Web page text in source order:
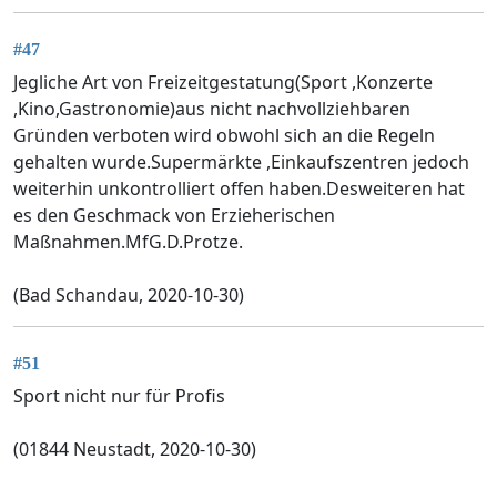
#47
Jegliche Art von Freizeitgestatung(Sport ,Konzerte
,Kino,Gastronomie)aus nicht nachvollziehbaren
Gründen verboten wird obwohl sich an die Regeln
gehalten wurde.Supermärkte ,Einkaufszentren jedoch
weiterhin unkontrolliert offen haben.Desweiteren hat
es den Geschmack von Erzieherischen
Maßnahmen.MfG.D.Protze.
(Bad Schandau, 2020-10-30)
#51
Sport nicht nur für Profis
(01844 Neustadt, 2020-10-30)